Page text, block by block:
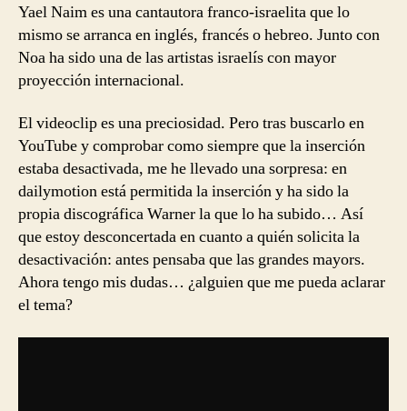
Yael Naim es una cantautora franco-israelita que lo
mismo se arranca en inglés, francés o hebreo. Junto con
Noa ha sido una de las artistas israelís con mayor
proyección internacional.
El videoclip es una preciosidad. Pero tras buscarlo en
YouTube y comprobar como siempre que la inserción
estaba desactivada, me he llevado una sorpresa: en
dailymotion está permitida la inserción y ha sido la
propia discográfica Warner la que lo ha subido… Así
que estoy desconcertada en cuanto a quién solicita la
desactivación: antes pensaba que las grandes mayors.
Ahora tengo mis dudas… ¿alguien que me pueda aclarar
el tema?